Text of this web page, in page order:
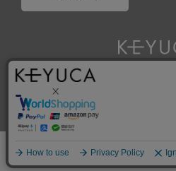
Copyright © KAWAJUN Co.,